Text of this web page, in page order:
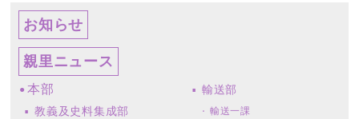
お知らせ
親里ニュース
本部
教義及史料集成部
輸送部
輸送一課